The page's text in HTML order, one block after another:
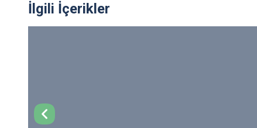
İlgili İçerikler